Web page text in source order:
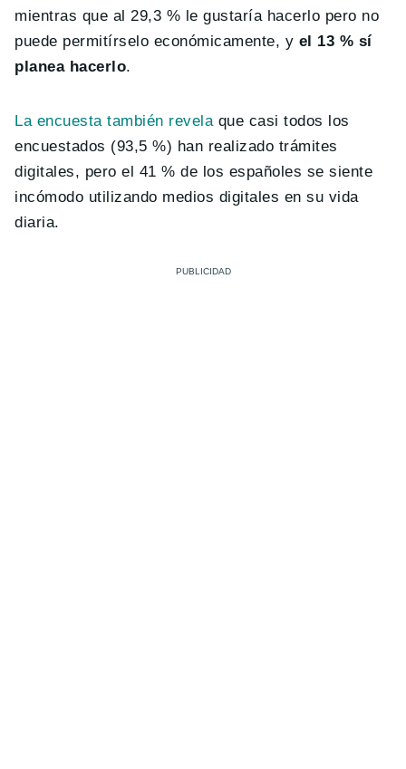
mientras que al 29,3 % le gustaría hacerlo pero no
puede permitírselo económicamente, y el 13 % sí
planea hacerlo.
La encuesta también revelaque casi todos los
encuestados (93,5 %) han realizado trámites
digitales, pero el 41 % de los españoles se siente
incómodo utilizando medios digitales en su vida
diaria.